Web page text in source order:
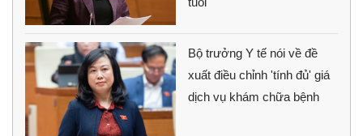
Bộ trưởng Y tế nói về đề
xuất điều chỉnh 'tính đủ' giá
dịch vụ khám chữa bệnh